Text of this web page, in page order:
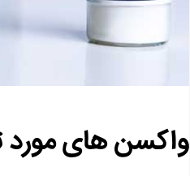
واکسن های مورد